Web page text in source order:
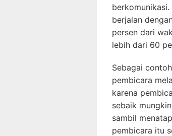
berjalan
persen dari
lebih dari 60
Sebagai
pembicara
karena
sebaik
sambil
pembicara itu